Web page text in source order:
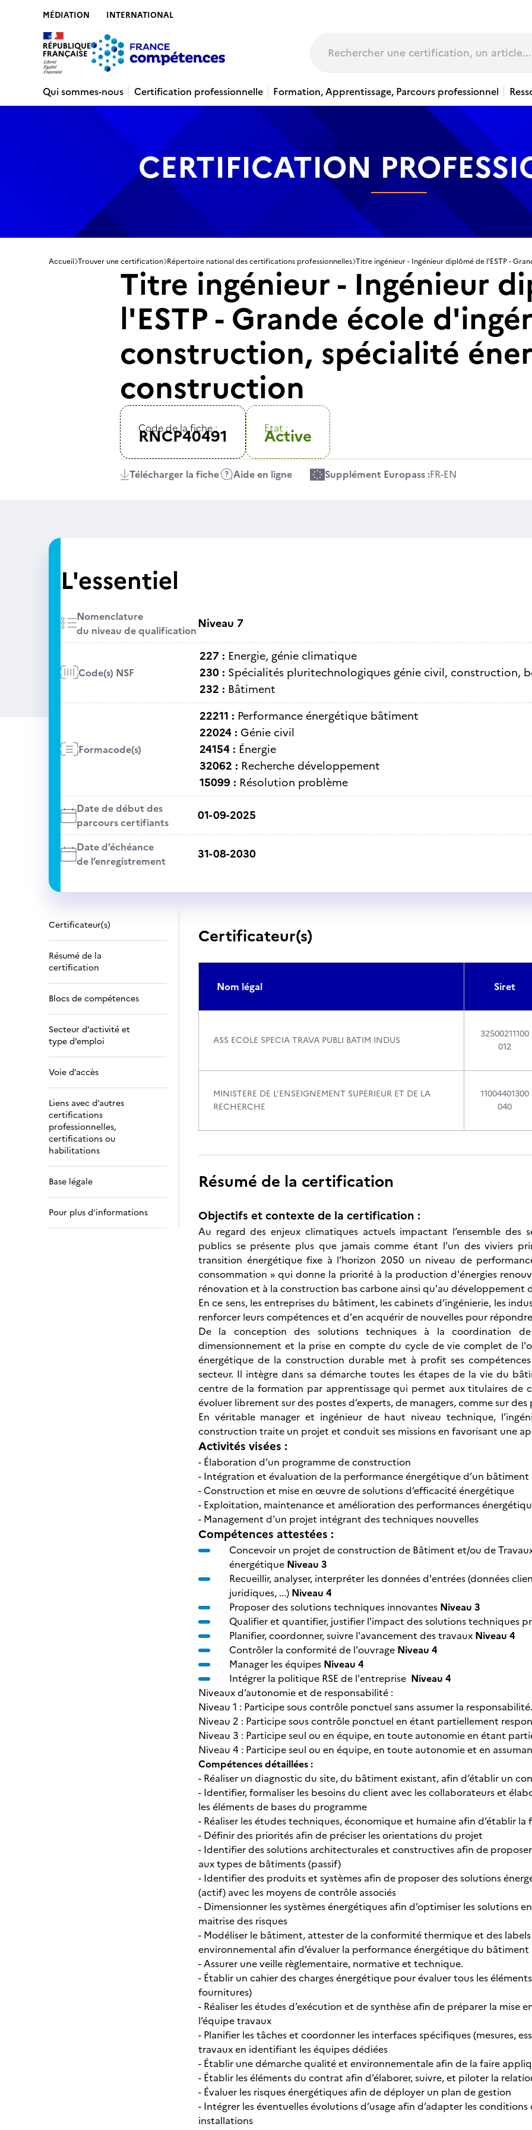
MÉDIATION INTERNATIONAL
Qui sommes-nous Certification professionnelle Formation, Apprentissage, Parcours professionnel
CERTIFICATION
Accueil Trouver une certification Répertoire national des certifications professionnelles
Titre ingénieur - Ingénieur
l'ESTP - Grande école
construction, spécialité
construction
Code de la fiche :
RNCP40491 Etat :
Active
Télécharger la fiche Aide en ligne Supplément Europass :FR-EN
L'essentiel
Nomenclature
du niveau de qualificationNiveau 7
Code(s) NSF
227 : Energie, génie climatique
230 : Spécialités pluritechnologiques génie civil, construction,
232 : Bâtiment
Formacode(s)
22211 : Performance énergétique bâtiment
22024 : Génie civil
24154 : Énergie
32062 : Recherche développement
15099 : Résolution problème
Date de début des
parcours certifiants
01-09-2025
Date d’échéance
de l’enregistrement
31-08-2030
Certificateur(s)
Résumé de la
certification
Blocs de compétences
Secteur d’activité et
type d’emploi
Voie d’accès
Liens avec d’autres
certifications
professionnelles,
certifications ou
habilitations
Base légale
Pour plus d’informations
Certificateur(s)
Nom légal Siret
ASS ECOLE SPECIA TRAVA PUBLI BATIM INDUS
32500211100
012
MINISTERE DE L'ENSEIGNEMENT SUPERIEUR ET DE LA
RECHERCHE
11004401300
040
Résumé de la certification
Objectifs et contexte de la certification :
Au regard des enjeux climatiques actuels impactant l’ensemble
publics se présente plus que jamais comme étant l’un des viviers
transition énergétique fixe à l’horizon 2050 un niveau de
consommation » qui donne la priorité à la production d'énergies
rénovation et à la construction bas carbone ainsi qu'au développement
En ce sens, les entreprises du bâtiment, les cabinets d’ingénierie, les
renforcer leurs compétences et d'en acquérir de nouvelles pour
De la conception des solutions techniques à la coordination
dimensionnement et la prise en compte du cycle de vie complet de
énergétique de la construction durable met à profit ses
secteur. Il intègre dans sa démarche toutes les étapes de la vie du
centre de la formation par apprentissage qui permet aux titulaires de
évoluer librement sur des postes d’experts, de managers, comme sur
En véritable manager et ingénieur de haut niveau technique,
construction traite un projet et conduit ses missions en favorisant une
Activités visées :
- Élaboration d’un programme de construction
- Intégration et évaluation de la performance énergétique d’un
- Construction et mise en œuvre de solutions d’efficacité énergétique
- Exploitation, maintenance et amélioration des performances
- Management d’un projet intégrant des techniques nouvelles
Compétences attestées :
Concevoir un projet de construction de Bâtiment et/ou de
énergétique Niveau 3
Recueillir, analyser, interpréter les données d'entrées (données
juridiques, ...) Niveau 4
Proposer des solutions techniques innovantes Niveau 3
Qualifier et quantifier, justifier l'impact des solutions techniques
Planifier, coordonner, suivre l'avancement des travaux Niveau 4
Contrôler la conformité de l'ouvrage Niveau 4
Manager les équipes Niveau 4
Intégrer la politique RSE de l'entreprise Niveau 4
Niveaux d’autonomie et de responsabilité :
Niveau 1 : Participe sous contrôle ponctuel sans assumer la responsabilité.
Niveau 2 : Participe sous contrôle ponctuel en étant partiellement
Niveau 3 : Participe seul ou en équipe, en toute autonomie en étant
Niveau 4 : Participe seul ou en équipe, en toute autonomie et en
Compétences détaillées :
- Réaliser un diagnostic du site, du bâtiment existant, afin d’établir un
- Identifier, formaliser les besoins du client avec les collaborateurs et
les éléments de bases du programme
- Réaliser les études techniques, économique et humaine afin d’établir
- Définir des priorités afin de préciser les orientations du projet
- Identifier des solutions architecturales et constructives afin de
aux types de bâtiments (passif)
- Identifier des produits et systèmes afin de proposer des solutions
(actif) avec les moyens de contrôle associés
- Dimensionner les systèmes énergétiques afin d’optimiser les solutions
maitrise des risques
- Modéliser le bâtiment, attester de la conformité thermique et des
environnemental afin d’évaluer la performance énergétique du bâtiment
- Assurer une veille règlementaire, normative et technique.
- Établir un cahier des charges énergétique pour évaluer tous les
fournitures)
- Réaliser les études d’exécution et de synthèse afin de préparer la
l’équipe travaux
- Planifier les tâches et coordonner les interfaces spécifiques (mesures,
travaux en identifiant les équipes dédiées
- Établir une démarche qualité et environnementale afin de la faire
- Établir les éléments du contrat afin d’élaborer, suivre, et piloter la
- Évaluer les risques énergétiques afin de déployer un plan de gestion
- Intégrer les éventuelles évolutions d’usage afin d’adapter les
installations